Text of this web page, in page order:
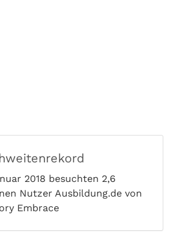
2018 besuchten 2,6
Nutzer Ausbildung.de von
Embrace